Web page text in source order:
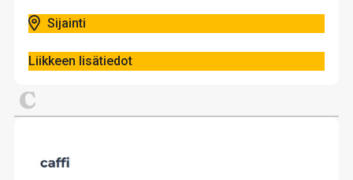
Sijainti
Liikkeen lisätiedot
C